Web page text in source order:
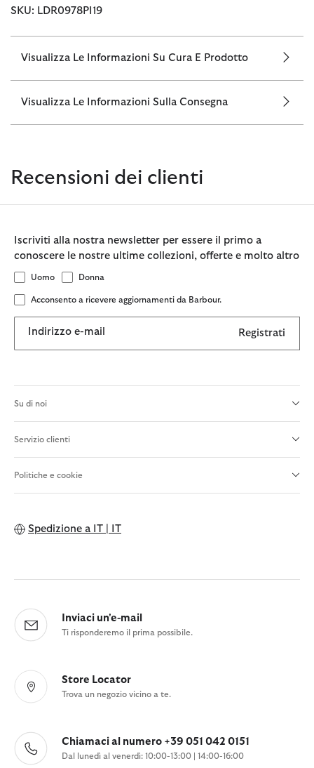
SKU: LDR0978PI19
Visualizza Le Informazioni Su Cura E Prodotto
Visualizza Le Informazioni Sulla Consegna
Recensioni dei clienti
Iscriviti alla nostra newsletter per essere il primo a
conoscere le nostre ultime collezioni, offerte e molto altro
Uomo Donna
Acconsento a ricevere aggiornamenti da Barbour.
Indirizzo e-mail Registrati
Su di noi
Servizio clienti
Politiche e cookie
Spedizione a IT | IT
Inviaci un'e-mail
Ti risponderemo il prima possibile.
Store Locator
Trova un negozio vicino a te.
Chiamaci al numero +39 051 042 0151
Dal lunedì al venerdì: 10:00-13:00 | 14:00-16:00